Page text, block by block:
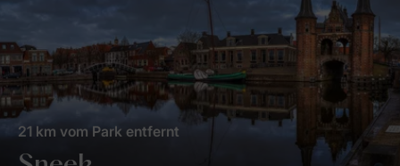
21 km vom Park entfernt